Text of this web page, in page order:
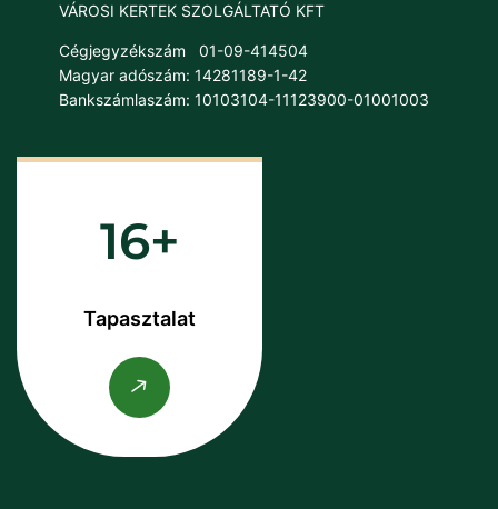
VÁROSI KERTEK SZOLGÁLTATÓ KFT
Cégjegyzékszám
01-09-414504
Magyar adószám: 14281189-1-42
Bankszámlaszám: 10103104-11123900-01001003
16
Tapasztalat